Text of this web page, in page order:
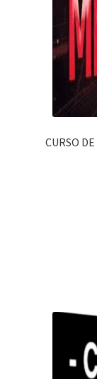
CURSO